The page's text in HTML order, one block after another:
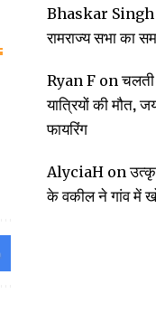
Bhaskar Singh
रामराज्य सभा का
Ryan Fonचलती
यात्रियों की मौत,
फायरिंग
AlyciaHon
के वकील ने गांव में